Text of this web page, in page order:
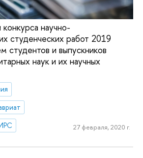
научно-
студенческих работ 2019
студентов и выпускников
наук и их научных
27 февраля, 2020 г.